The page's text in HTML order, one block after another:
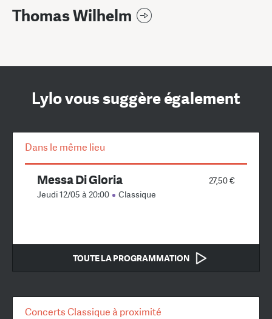
Thomas Wilhelm
Lylo vous suggère également
Dans le même lieu
27,50 €
Messa Di Gloria
Jeudi 12/05 à 20:00 Classique
TOUTE LA PROGRAMMATION
Concerts Classique à proximité